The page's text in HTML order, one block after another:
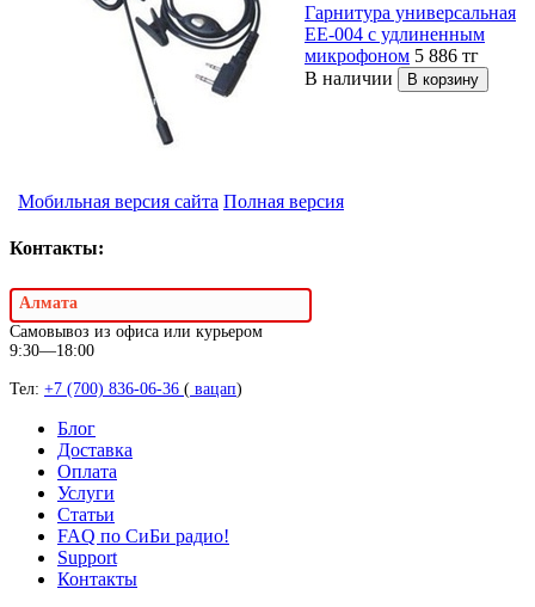
Гарнитура универсальная
EE-004 с удлиненным
микрофоном 5 886 тг
В наличии
Мобильная версия сайта Полная версия
Контакты:
Алмата
Самовывоз из офиса или курьером
9:30—18:00
Тел: +7 (700) 836-06-36 ( вацап)
Блог
Доставка
Оплата
Услуги
Статьи
FAQ по СиБи радио!
Support
Контакты